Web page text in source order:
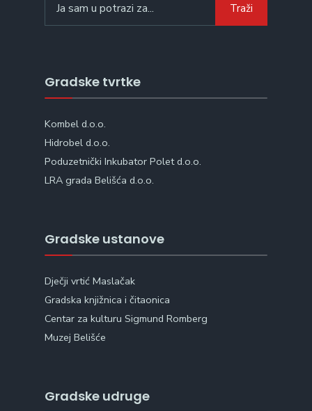
for:
Traži
Gradske tvrtke
Kombel d.o.o.
Hidrobel d.o.o.
Poduzetnički Inkubator Polet d.o.o.
LRA grada Belišća d.o.o.
Gradske ustanove
Dječji vrtić Maslačak
Gradska knjižnica i čitaonica
Centar za kulturu Sigmund Romberg
Muzej Belišće
Gradske udruge